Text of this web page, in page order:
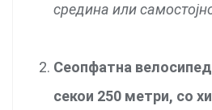
средина или
Сеопфатна
секои 250 метри, со